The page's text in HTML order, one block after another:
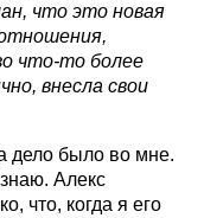
что это новая
что-то более
внесла свои
дело было во мне.
Алекс
что, когда я его